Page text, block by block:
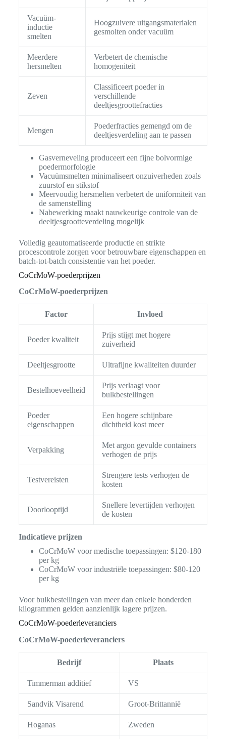
Vacuüm-
inductie
smelten
Hoogzuivere uitgangsmaterialen
gesmolten onder vacuüm
Meerdere
hersmelten
Verbetert de chemische
homogeniteit
Zeven
Classificeert poeder in
verschillende
deeltjesgroottefracties
Mengen
Poederfracties gemengd om de
deeltjesverdeling aan te passen
Gasverneveling produceert een fijne bolvormige
poedermorfologie
Vacuümsmelten minimaliseert onzuiverheden zoals
zuurstof en stikstof
Meervoudig hersmelten verbetert de uniformiteit van
de samenstelling
Nabewerking maakt nauwkeurige controle van de
deeltjesgrootteverdeling mogelijk
Volledig geautomatiseerde productie en strikte
procescontrole zorgen voor betrouwbare eigenschappen en
batch-tot-batch consistentie van het poeder.
CoCrMoW-poederprijzen
CoCrMoW-poederprijzen
Factor Invloed
Poeder kwaliteit
Prijs stijgt met hogere
zuiverheid
Deeltjesgrootte Ultrafijne kwaliteiten duurder
Bestelhoeveelheid
Prijs verlaagt voor
bulkbestellingen
Poeder
eigenschappen
Een hogere schijnbare
dichtheid kost meer
Verpakking
Met argon gevulde containers
verhogen de prijs
Testvereisten
Strengere tests verhogen de
kosten
Doorlooptijd
Snellere levertijden verhogen
de kosten
Indicatieve prijzen
CoCrMoW voor medische toepassingen: $120-180
per kg
CoCrMoW voor industriële toepassingen: $80-120
per kg
Voor bulkbestellingen van meer dan enkele honderden
kilogrammen gelden aanzienlijk lagere prijzen.
CoCrMoW-poederleveranciers
CoCrMoW-poederleveranciers
Bedrijf Plaats
Timmerman additief VS
Sandvik Visarend Groot-Brittannië
Hoganas Zweden